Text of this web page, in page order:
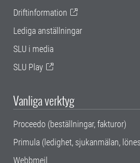
Driftinformation
Lediga anställningar
SLU i media
SLU Play
Vanliga verktyg
Proceedo (beställningar, fakturor)
Primula (ledighet, sjukanmälan,
Webbmejl